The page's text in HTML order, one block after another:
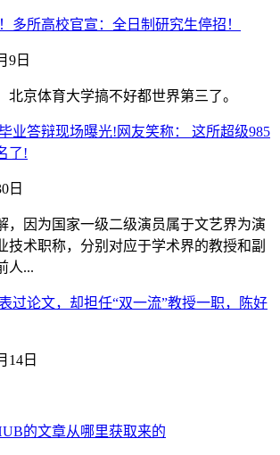
多所高校官宣：全日制研究生停招！
9日
北京体育大学搞不好都世界第三了。
业答辩现场曝光!网友笑称： 这所超级985
了!
日
，因为国家一级二级演员属于文艺界为演
技术职称，分别对应于学术界的教授和副
人...
过论文，却担任“双一流”教授一职，陈好
14日
的文章从哪里获取来的